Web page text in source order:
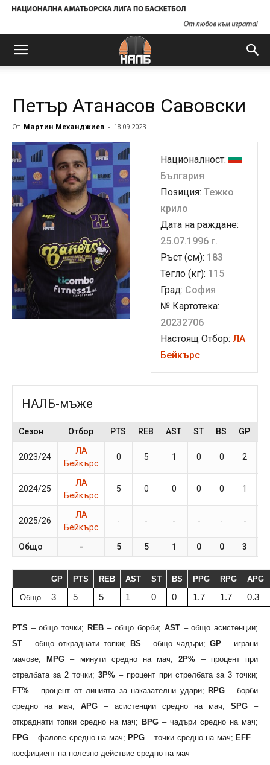
Петър Атанасов Савовски
От Мартин Механджиев - 18.09.2023
Националност:
България
Позиция: Тежко
крило
Дата на раждане:
25.07.1996 г.
Ръст (см): 183
Тегло (кг): 115
Град: София
№ Картотека:
20232706
Настоящ Отбор: ЛА
Бейкърс
НАЛБ-мъже
Сезон Отбор PTS REB AST ST BS GP
2023/24
ЛА
Бейкърс
0 5 1 0 0 2
2024/25
ЛА
Бейкърс
5 0 0 0 0 1
2025/26
ЛА
Бейкърс
- - - - - -
Общо - 5 5 1 0 0 3
GP PTS REB AST ST BS PPG RPG APG
Общо 3 5 5 1 0 0 1.7 1.7 0.3
PTS – общо точки; REB– общо борби; AST– общо асистенции;
ST – общо откраднати топки; BS – общо чадъри;GP – играни
мачове;
MPG – минути средно на мач;2P% – процент при
стрелбата за 2 точки; 3P% – процент при стрелбата за 3 точки;
FT% – процент от линията за наказателни удари; RPG – борби
средно на мач;APG – асистенции средно на мач; SPG–
откраднати топки средно на мач; BPG – чадъри средно на мач;
FPG – фалове средно на мач; PPG – точки средно на мач; EFF –
коефициент на полезно действие средно на мач